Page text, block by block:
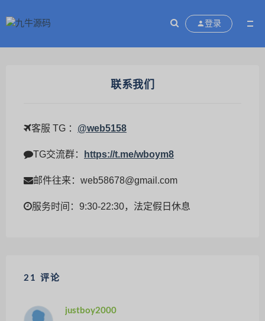
登录
联系我们
客服 TG ： @web5158
TG交流群： https://t.me/wboym8
邮件往来：web58678@gmail.com
服务时间：9:30-22:30，法定假日休息
21 评论
justboy2000